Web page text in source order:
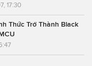
17:30
Thức Trở Thành Black